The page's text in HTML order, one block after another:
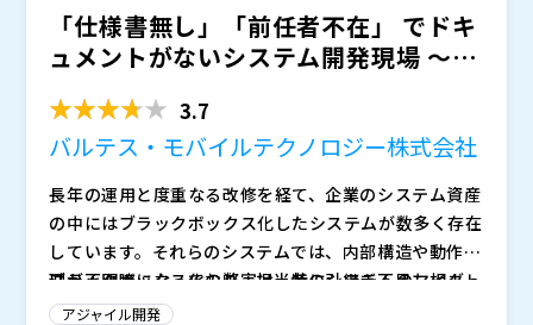
システムのリプレースを進行中です。 内製化の一部に
アジャイルを採用し、そのきっかけや実際の課題につい
日々新たなサービスが生まれる金融業界において内製化
を積極的に推進する各社のキーマンに、なぜ内製化が必
決策などについて実例を上げながら赤裸々に語っていた
だきます。
本セッションでは、今後、考慮しなくてはならないAIエ
ージェントを含めたシステムのアーキテクチャの現在地
を提示し、そのための技術や問題点などから、今後のシ
ステム開発のあり方についてヒントとなる情報をお持ち
帰り下さい。
株式会社アシスト（）
株式会社オープンソース活用研究所（） マジセミ株式
会社（）
「仕様書無し」「前任者不在」 でドキ
ュメントがないシステム開発現場 ～
3.7
バルテス・モバイルテクノロジー株式会社
長年の運用と度重なる改修を経て、企業のシステム資産
の中にはブラックボックス化したシステムが数多く存在
しています。それらのシステムでは、内部構造や動作原
理が不明瞭になっており、担当者の引継ぎ不足も相まっ
て、全体像の把握が困難な状況に陥っているケースが少
ブラックボックス化の弊害は、特にシステムのマイグレ
ーションやリファクタリング、保守作業の際に顕在化し
アジャイル開発